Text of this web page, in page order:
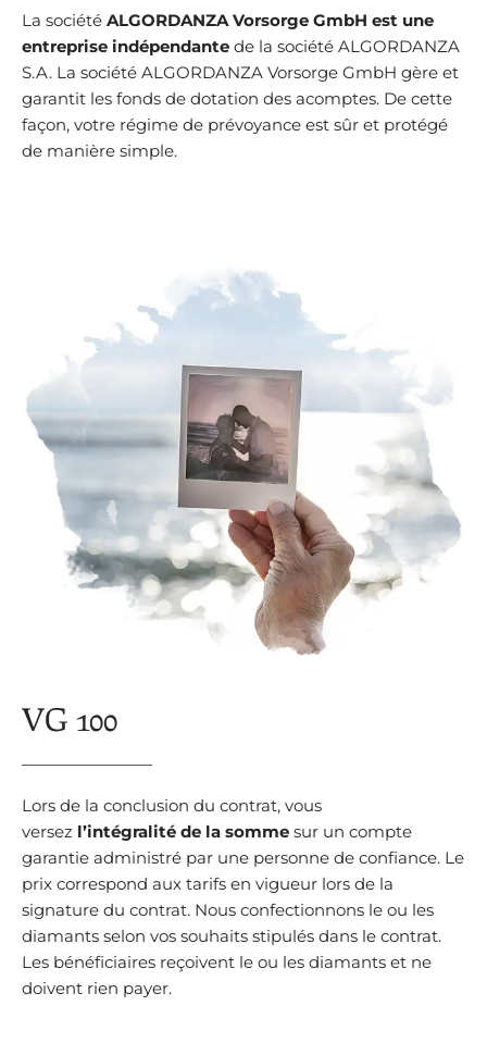
La société ALGORDANZA Vorsorge GmbH est une
entreprise indépendante de la société ALGORDANZA
S.A. La société ALGORDANZA Vorsorge GmbH gère et
garantit les fonds de dotation des acomptes. De cette
façon, votre régime de prévoyance est sûr et protégé
de manière simple.
VG 100
Lors de la conclusion du contrat, vous
versez l’intégralité de la somme sur un compte
garantie administré par une personne de confiance. Le
prix correspond aux tarifs en vigueur lors de la
signature du contrat. Nous confectionnons le ou les
diamants selon vos souhaits stipulés dans le contrat.
Les bénéficiaires reçoivent le ou les diamants et ne
doivent rien payer.